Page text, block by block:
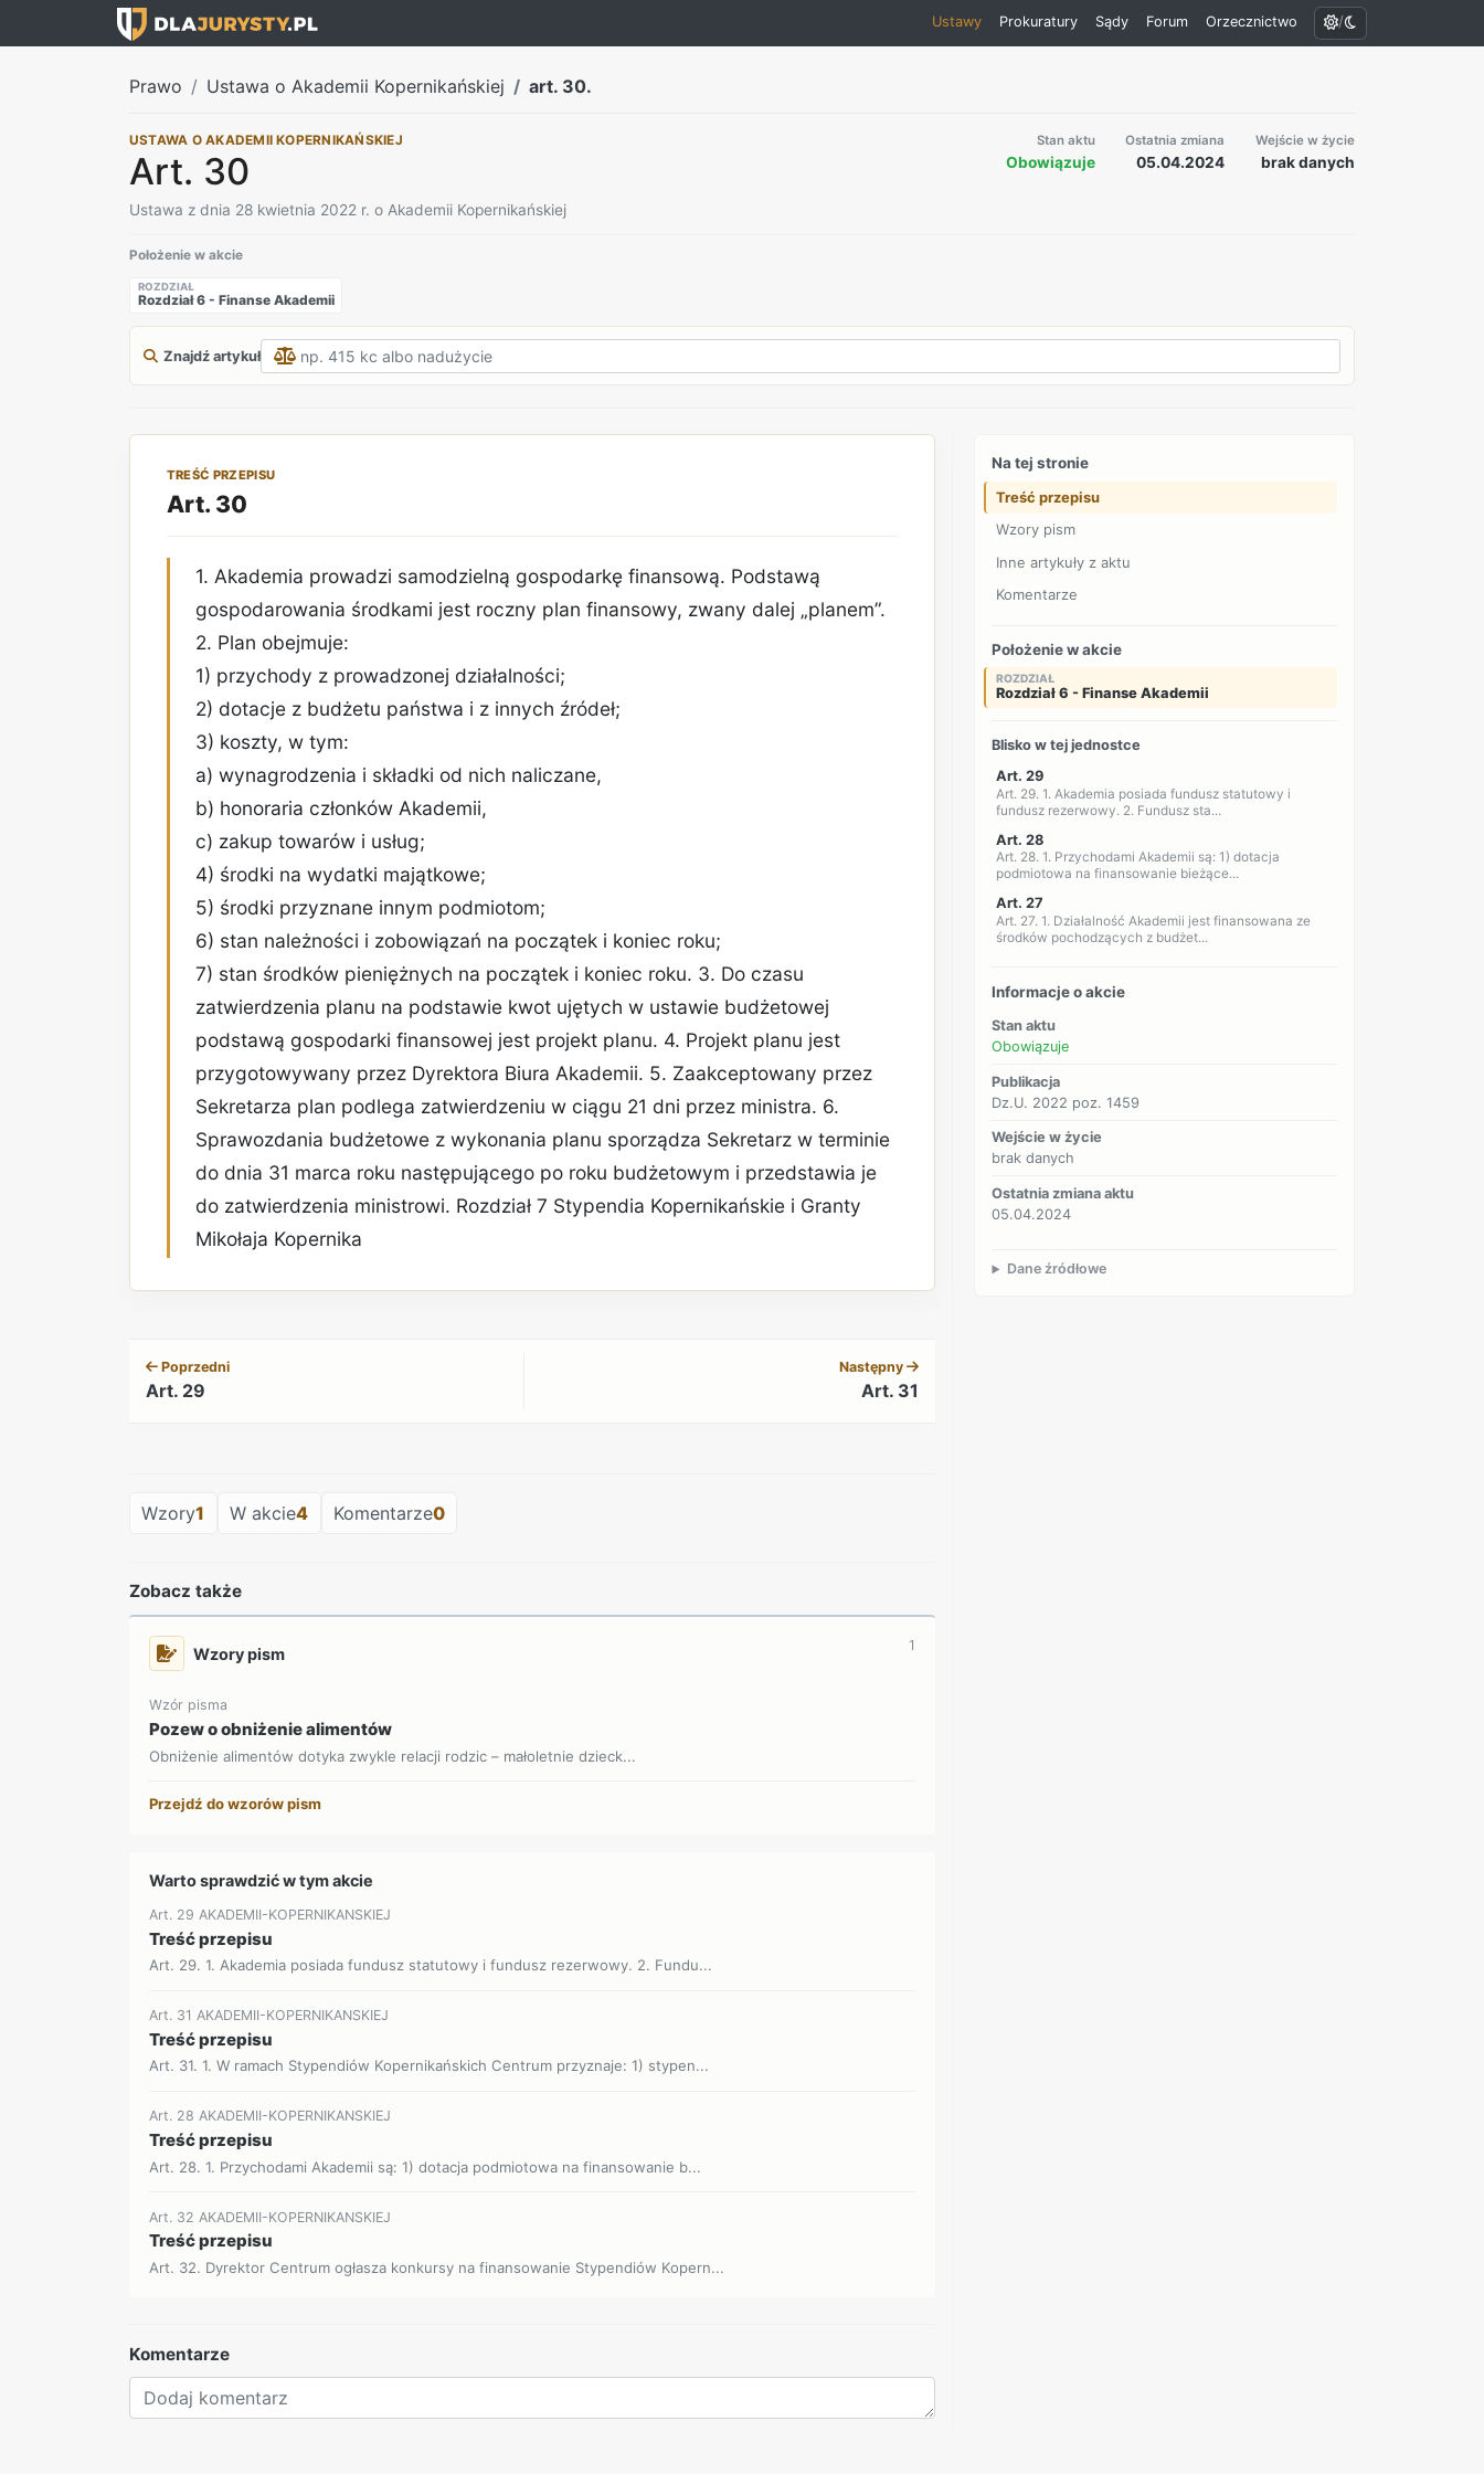
Ustawy Prokuratury Sądy Forum Orzecznictwo /
Prawo Ustawa o Akademii Kopernikańskiej art. 30.
USTAWA O AKADEMII KOPERNIKAŃSKIEJ
Art. 30
Ustawa z dnia 28 kwietnia 2022 r. o Akademii Kopernikańskiej
Stan aktu
Obowiązuje
Ostatnia zmiana
05.04.2024
Wejście w życie
brak danych
Położenie w akcie
ROZDZIAŁ
Rozdział 6 - Finanse Akademii
Znajdź artykuł
TREŚĆ PRZEPISU
Art. 30
1. Akademia prowadzi samodzielną gospodarkę finansową. Podstawą
gospodarowania środkami jest roczny plan finansowy, zwany dalej „planem”.
2. Plan obejmuje:
1) przychody z prowadzonej działalności;
2) dotacje z budżetu państwa i z innych źródeł;
3) koszty, w tym:
a) wynagrodzenia i składki od nich naliczane,
b) honoraria członków Akademii,
c) zakup towarów i usług;
4) środki na wydatki majątkowe;
5) środki przyznane innym podmiotom;
6) stan należności i zobowiązań na początek i koniec roku;
7) stan środków pieniężnych na początek i koniec roku. 3. Do czasu
zatwierdzenia planu na podstawie kwot ujętych w ustawie budżetowej
podstawą gospodarki finansowej jest projekt planu. 4. Projekt planu jest
przygotowywany przez Dyrektora Biura Akademii. 5. Zaakceptowany przez
Sekretarza plan podlega zatwierdzeniu w ciągu 21 dni przez ministra. 6.
Sprawozdania budżetowe z wykonania planu sporządza Sekretarz w terminie
do dnia 31 marca roku następującego po roku budżetowym i przedstawia je
do zatwierdzenia ministrowi. Rozdział 7 Stypendia Kopernikańskie i Granty
Mikołaja Kopernika
Poprzedni
Art. 29
Następny
Art. 31
Wzory1 W akcie4 Komentarze0
Zobacz także
Wzory pism 1
Wzór pisma
Pozew o obniżenie alimentów
Obniżenie alimentów dotyka zwykle relacji rodzic – małoletnie dzieck...
Przejdź do wzorów pism
Warto sprawdzić w tym akcie
Art. 29 AKADEMII-KOPERNIKANSKIEJ
Treść przepisu
Art. 29. 1. Akademia posiada fundusz statutowy i fundusz rezerwowy. 2. Fundu...
Art. 31 AKADEMII-KOPERNIKANSKIEJ
Treść przepisu
Art. 31. 1. W ramach Stypendiów Kopernikańskich Centrum przyznaje: 1) stypen...
Art. 28 AKADEMII-KOPERNIKANSKIEJ
Treść przepisu
Art. 28. 1. Przychodami Akademii są: 1) dotacja podmiotowa na finansowanie b...
Art. 32 AKADEMII-KOPERNIKANSKIEJ
Treść przepisu
Art. 32. Dyrektor Centrum ogłasza konkursy na finansowanie Stypendiów Kopern...
Komentarze
Na tej stronie
Treść przepisu
Wzory pism
Inne artykuły z aktu
Komentarze
Położenie w akcie
ROZDZIAŁ
Rozdział 6 - Finanse Akademii
Blisko w tej jednostce
Art. 29
Art. 29. 1. Akademia posiada fundusz statutowy i
fundusz rezerwowy. 2. Fundusz sta...
Art. 28
Art. 28. 1. Przychodami Akademii są: 1) dotacja
podmiotowa na finansowanie bieżące...
Art. 27
Art. 27. 1. Działalność Akademii jest finansowana ze
środków pochodzących z budżet...
Informacje o akcie
Stan aktu
Obowiązuje
Publikacja
Dz.U. 2022 poz. 1459
Wejście w życie
brak danych
Ostatnia zmiana aktu
05.04.2024
Dane źródłowe